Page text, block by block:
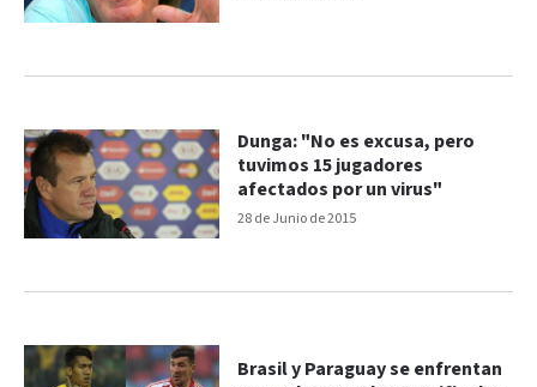
28 de Junio de 2015
Dunga: "No es excusa, pero
tuvimos 15 jugadores
afectados por un virus"
Brasil y Paraguay se enfrentan